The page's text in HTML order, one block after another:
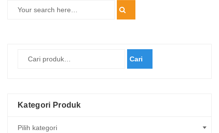
Cari
Kategori Produk